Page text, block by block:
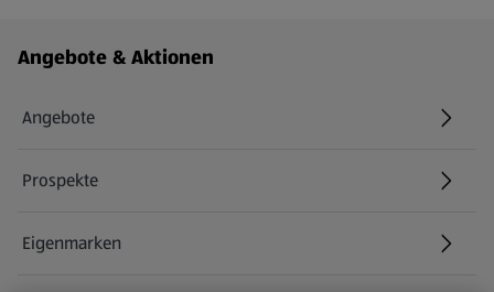
Fußzeilenmenü - weitere Links
Angebote & Aktionen
Angebote
Prospekte
Eigenmarken